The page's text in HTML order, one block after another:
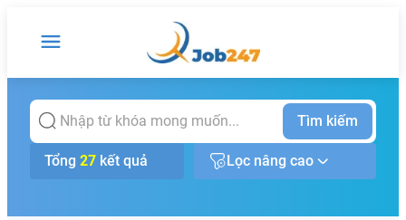
Tìm kiếm
Tổng 27 kết quả Lọc nâng cao